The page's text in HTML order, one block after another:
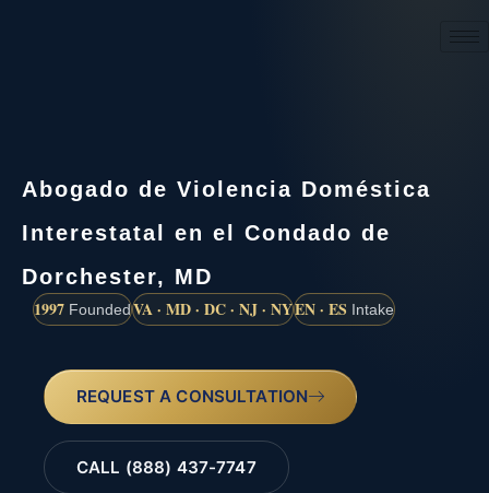
Abogado de Violencia Doméstica
Interestatal en el Condado de
Dorchester, MD
1997 FoundedVA · MD · DC · NJ · NYEN · ES Intake
REQUEST A CONSULTATION
CALL (888) 437-7747